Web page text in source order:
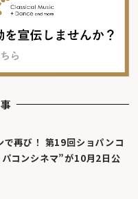
で再び！ 第19回ショパンコ
コンシネマ”が10月2日公